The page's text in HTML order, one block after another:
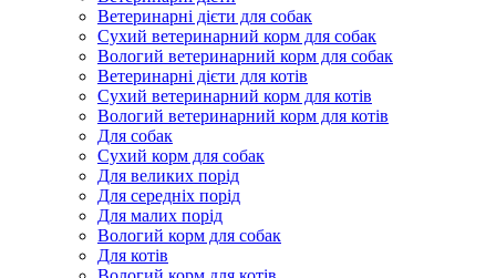
Ветеринарні дієти для собак
Сухий ветеринарний корм для собак
Вологий ветеринарний корм для собак
Ветеринарні дієти для котів
Сухий ветеринарний корм для котів
Вологий ветеринарний корм для котів
Для собак
Сухий корм для собак
Для великих порід
Для середніх порід
Для малих порід
Вологий корм для собак
Для котів